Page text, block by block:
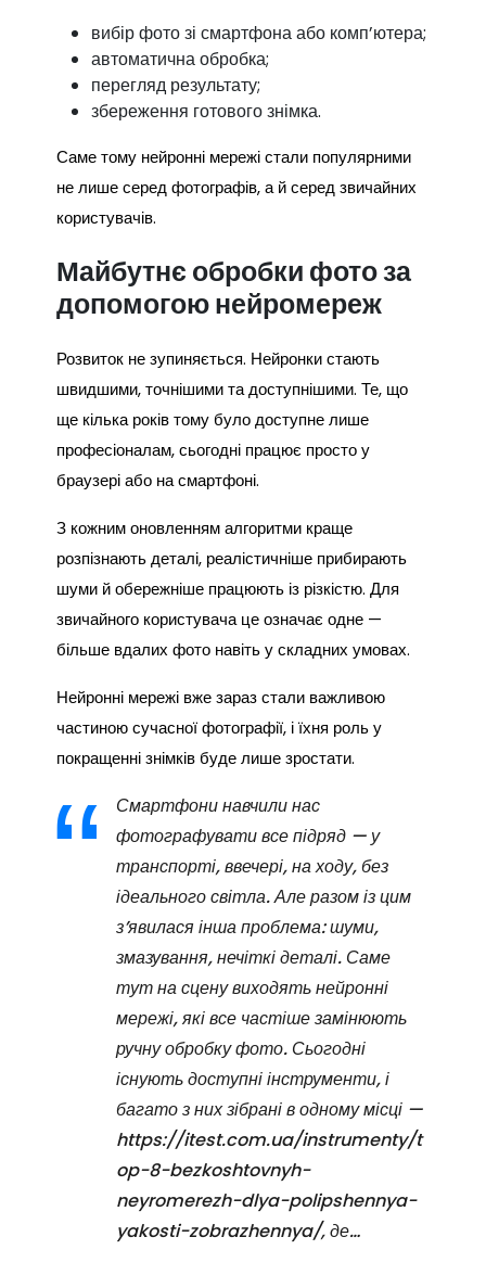
вибір фото зі смартфона або комп’ютера;
автоматична обробка;
перегляд результату;
збереження готового знімка.
Саме тому нейронні мережі стали популярними
не лише серед фотографів, а й серед звичайних
користувачів.
Майбутнє обробки фото за
допомогою нейромереж
Розвиток не зупиняється. Нейронки стають
швидшими, точнішими та доступнішими. Те, що
ще кілька років тому було доступне лише
професіоналам, сьогодні працює просто у
браузері або на смартфоні.
З кожним оновленням алгоритми краще
розпізнають деталі, реалістичніше прибирають
шуми й обережніше працюють із різкістю. Для
звичайного користувача це означає одне —
більше вдалих фото навіть у складних умовах.
Нейронні мережі вже зараз стали важливою
частиною сучасної фотографії, і їхня роль у
покращенні знімків буде лише зростати.
Смартфони навчили нас
фотографувати все підряд — у
транспорті, ввечері, на ходу, без
ідеального світла. Але разом із цим
з’явилася інша проблема: шуми,
змазування, нечіткі деталі. Саме
тут на сцену виходять нейронні
мережі, які все частіше замінюють
ручну обробку фото. Сьогодні
існують доступні інструменти, і
багато з них зібрані в одному місці —
https://itest.com.ua/instrumenty/t
op-8-bezkoshtovnyh-
neyromerezh-dlya-polipshennya-
yakosti-zobrazhennya/, де…